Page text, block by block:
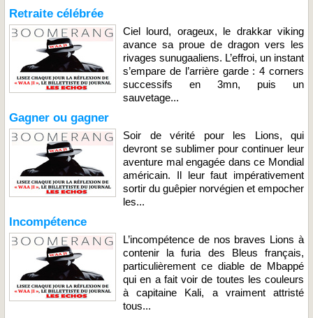
Retraite célébrée
Ciel lourd, orageux, le drakkar viking
avance sa proue de dragon vers les
rivages sunugaaliens. L’effroi, un instant
s’empare de l’arrière garde : 4 corners
successifs en 3mn, puis un
sauvetage...
Gagner ou gagner
Soir de vérité pour les Lions, qui
devront se sublimer pour continuer leur
aventure mal engagée dans ce Mondial
américain. Il leur faut impérativement
sortir du guêpier norvégien et empocher
les...
Incompétence
L’incompétence de nos braves Lions à
contenir la furia des Bleus français,
particulièrement ce diable de Mbappé
qui en a fait voir de toutes les couleurs
à capitaine Kali, a vraiment attristé
tous...